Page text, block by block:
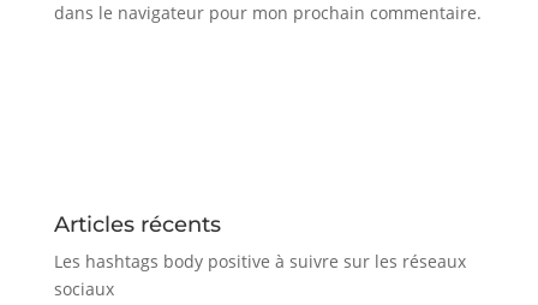
dans le navigateur pour mon prochain commentaire.
Articles récents
Les hashtags body positive à suivre sur les réseaux
sociaux